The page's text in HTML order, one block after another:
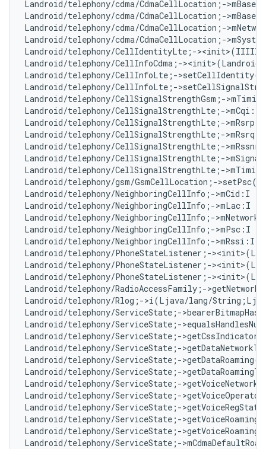
Landroid/telephony/cdma/CdmaCellLocation;-
Landroid/telephony/cdma/CdmaCellLocation;-
Landroid/telephony/cdma/CdmaCellLocation;-
Landroid/telephony/cdma/CdmaCellLocation;-
Landroid/telephony/CellIdentityLte;-
Landroid/telephony/CellInfoCdma;-
Landroid/telephony/CellInfoLte;-
Landroid/telephony/CellInfoLte;-
Landroid/telephony/CellSignalStrengthGsm;-
Landroid/telephony/CellSignalStrengthLte;-
Landroid/telephony/CellSignalStrengthLte;-
Landroid/telephony/CellSignalStrengthLte;-
Landroid/telephony/CellSignalStrengthLte;-
Landroid/telephony/CellSignalStrengthLte;-
Landroid/telephony/CellSignalStrengthLte;-
Landroid/telephony/gsm/GsmCellLocation;-
Landroid/telephony/NeighboringCellInfo;->mCid:I
Landroid/telephony/NeighboringCellInfo;->mLac:I
Landroid/telephony/NeighboringCellInfo;-
Landroid/telephony/NeighboringCellInfo;->mPsc:I
Landroid/telephony/NeighboringCellInfo;-
Landroid/telephony/PhoneStateListener;-
Landroid/telephony/PhoneStateListener;-
Landroid/telephony/PhoneStateListener;-
Landroid/telephony/RadioAccessFamily;-
Landroid/telephony/Rlog;->i(Ljava/lang/
Landroid/telephony/ServiceState;-
Landroid/telephony/ServiceState;-
Landroid/telephony/ServiceState;-
Landroid/telephony/ServiceState;-
Landroid/telephony/ServiceState;-
Landroid/telephony/ServiceState;-
Landroid/telephony/ServiceState;-
Landroid/telephony/ServiceState;-
Landroid/telephony/ServiceState;-
Landroid/telephony/ServiceState;-
Landroid/telephony/ServiceState;-
Landroid/telephony/ServiceState;-